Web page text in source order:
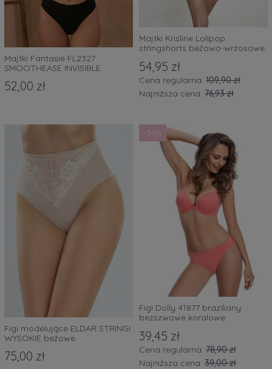
Majtki Fantasie FL2327
SMOOTHEASE INVISIBLE
52,00 zł
Majtki Krisline Lolipop
stringshorts beżowo-wrzosowe
54,95 zł
Cena regularna: 109,90 zł
Najniższa cena: 76,93 zł
Figi modelujące ELDAR STRINGI
WYSOKIE beżowe
75,00 zł
Figi Dolly 41877 braziliany
bezszwowe koralowe
39,45 zł
Cena regularna: 78,90 zł
Najniższa cena: 39,00 zł
-50%